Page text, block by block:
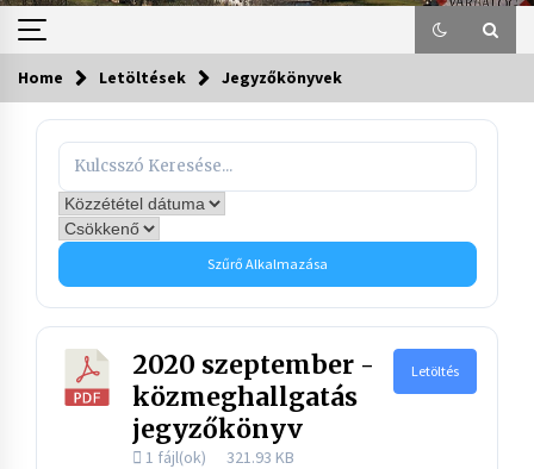
Home Letöltések Jegyzőkönyvek
Szűrő Alkalmazása
2020 szeptember -
közmeghallgatás
jegyzőkönyv
1 fájl(ok) 321.93 KB
Letöltés